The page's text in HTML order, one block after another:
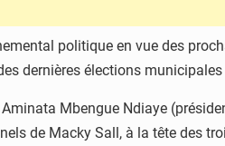
politique en vue des
dernières élections municipales
Mbengue Ndiaye
de Macky Sall, à la tête des